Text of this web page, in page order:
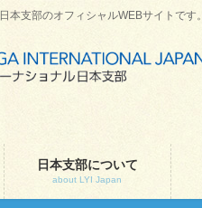
本支部のオフィシャルWEBサイトです。
日本支部について
about LYI Japan